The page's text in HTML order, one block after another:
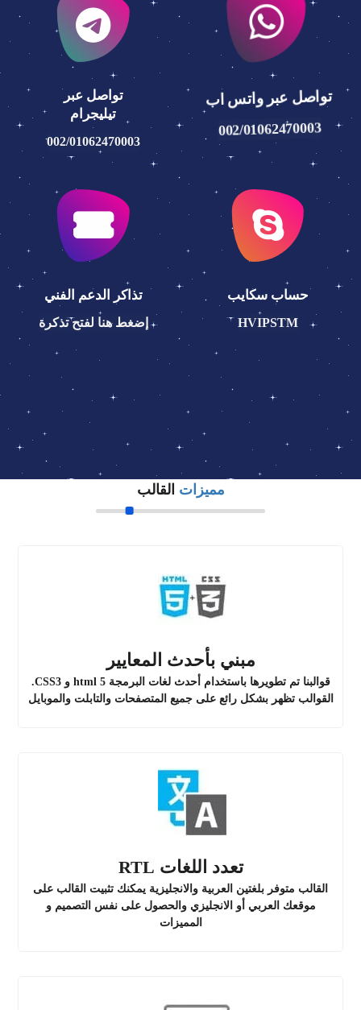
تواصل عبر واتس اب
002/01062470003
تواصل عبر
تيليجرام
002/01062470003
حساب سكايب
HVIPSTM
تذاكر الدعم الفني
إضغط هنا لفتح تذكرة
مميزات القالب
مبني بأحدث المعايير
قوالبنا تم تطويرها باستخدام أحدث لغات البرمجة html 5 و CSS3.
القوالب تظهر بشكل رائع على جميع المتصفحات والتابلت والموبايل
تعدد اللغات RTL
القالب متوفر بلغتين العربية والانجليزية يمكنك تثبيت القالب على
موقعك العربي أو الانجليزي والحصول على نفس التصميم و
المميزات